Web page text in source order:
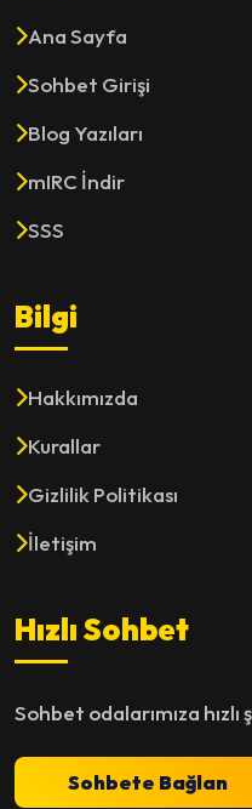
Ana Sayfa
Sohbet Girişi
Blog Yazıları
mIRC İndir
SSS
Bilgi
Hakkımızda
Kurallar
Gizlilik Politikası
İletişim
Hızlı Sohbet
Sohbet odalarımıza
Sohbete Bağlan